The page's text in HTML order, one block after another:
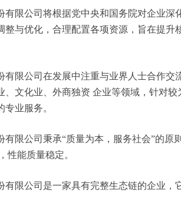
有限公司将根据党中央和国务院对企业
整与优化，合理配置各项资源，旨在提
有限公司在发展中注重与业界人士合作
、文化业、外商独资 企业等领域，针对
业服务。
有限公司秉承“质量为本，服务社会”的
性能质量稳定。
有限公司是一家具有完整生态链的企业